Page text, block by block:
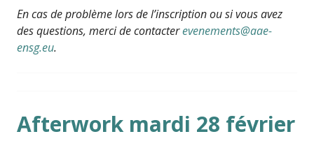
En cas de problème lors de l’inscription ou si vous avez
des questions, merci de contacterevenements@aae-
ensg.eu.
Afterwork mardi 28 février